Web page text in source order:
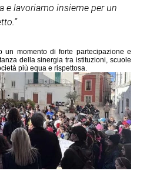
e lavoriamo insieme per un
un momento di forte partecipazione e
della sinergia tra istituzioni, scuole
più equa e rispettosa.